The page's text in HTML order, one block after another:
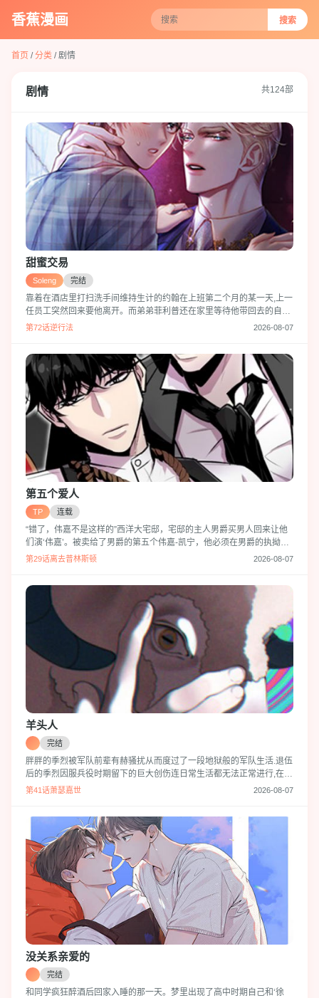
香蕉漫画 搜索
首页 /分类 / 剧情
剧情 共124部
甜蜜交易
Soleng 完结
靠着在酒店里打扫洗手间维持生计的约翰在上班第二个月的某一天,上一
任员工突然回来要他离开。而弟弟菲利普还在家里等待他带回去的自助
餐剩饭。突然有一个男子出现说约翰与自己认识的熟人十分相像因此提
在离那里很远的一个窝棚里做一些杂事但他还是觉得很开心。当然,直到
他遇到了迷路的赫尔伯
第72话逆行法 2026-08-07
第五个爱人
TP 连载
“错了，伟嘉不是这样的”西洋大宅邸，宅邸的主人男爵买男人回来让他
们演‘伟嘉’。被卖给了男爵的第五个伟嘉-凯宁，他必须在男爵的执拗与
疯狂中活下来才行。
第29话离去普林斯顿 2026-08-07
羊头人
完结
胖胖的季烈被军队前辈有赫骚扰从而度过了一段地狱般的军队生活.退伍
后的季烈因服兵役时期留下的巨大创伤连日常生活都无法正常进行,在网
上招聘新员工的广告上看到了一张熟悉的面孔.这个人正是毁了自己生活
第41话萧瑟嘉世 2026-08-07
没关系亲爱的
完结
和同学疯狂醉酒后回家入睡的那一天。梦里出现了高中时期自己和‘徐